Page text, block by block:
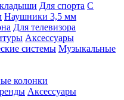
Для спорта С
Наушники 3,5 мм
Для телевизора
Аксессуары
системы Музыкальные
колонки
Аксессуары